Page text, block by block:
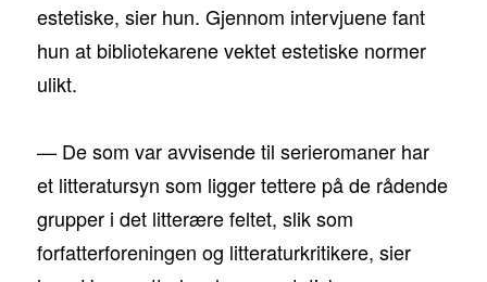
estetiske, sier hun. Gjennom intervjuene fant
hun at bibliotekarene vektet estetiske normer
ulikt.
— De som var avvisende til serieromaner har
et litteratursyn som ligger tettere på de rådende
grupper i det litterære feltet, slik som
forfatterforeningen og litteraturkritikere, sier